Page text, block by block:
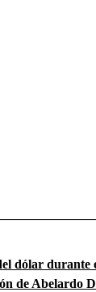
dólar durante
de Abelardo